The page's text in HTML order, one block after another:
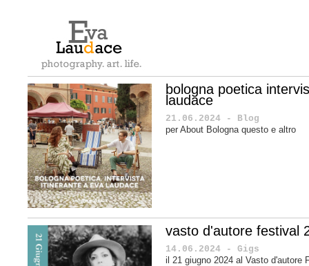
bologna poetica
laudace
21.06.2024 - Blog
per About Bologna questo e altro
vasto d'autore festival
14.06.2024 - Gigs
il 21 giugno 2024 al Vasto d'autore